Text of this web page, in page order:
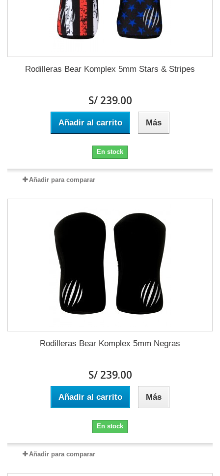
Rodilleras Bear Komplex 5mm Stars & Stripes
S/ 239.00
Añadir al carrito Más
En stock
Añadir para comparar
Rodilleras Bear Komplex 5mm Negras
S/ 239.00
Añadir al carrito Más
En stock
Añadir para comparar